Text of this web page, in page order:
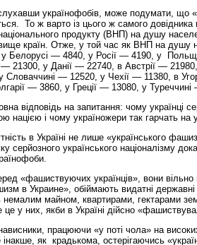
українофобів, може подумати, що
То ж варто із цього ж самого довідника
продукту (ВНП) на душу
країн. Отже, у той час як ВНП на душу
у Белорусі — 4840, у Росії — 4190, у
— 21300, у Данії — 22740, в Австрії —
Словаччині — 12520, у Чехії — 11380, в
— 3860, у Греції — 13080, у
відповідь на запитання: чому українці
нацією і чому україножери так гарчать
в Україні не лише «українського
серйозного українського націоналізму
українофоби.
«фашиствуючих українців», вони
в Украине», обіймають видатні
немалим майном, квартирами, гектарами
у них, якби в Україні дійсно
працюючи «у поті чола» на
інакше, як крадькома, остерігаючись